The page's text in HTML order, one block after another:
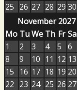
25 26 27 28 29 30
November 2027
Mo TuWe Th Fr Sa
1
2 3 4 5 6
8
9 10 11 12 13
15
16 17 18 19 20
22 23 24 25 26 27